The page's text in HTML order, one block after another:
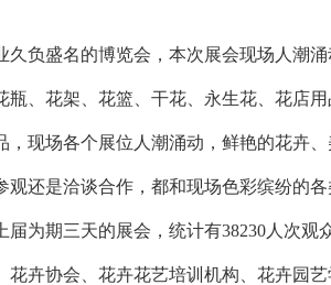
久负盛名的博览会，本次展会现场人潮
瓶、花架、花篮、干花、永生花、花店
，现场各个展位人潮涌动，鲜艳的花卉
观还是洽谈合作，都和现场色彩缤纷的
届为期三天的展会，统计有38230人次
花卉协会、花卉花艺培训机构、花卉园